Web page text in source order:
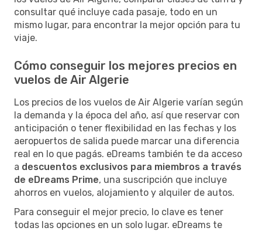
consultar qué incluye cada pasaje, todo en un
mismo lugar, para encontrar la mejor opción para tu
viaje.
Cómo conseguir los mejores precios en
vuelos de Air Algerie
Los precios de los vuelos de Air Algerie varían según
la demanda y la época del año, así que reservar con
anticipación o tener flexibilidad en las fechas y los
aeropuertos de salida puede marcar una diferencia
real en lo que pagás. eDreams también te da acceso
a descuentos exclusivos para miembros a través
de eDreams Prime, una suscripción que incluye
ahorros en vuelos, alojamiento y alquiler de autos.
Para conseguir el mejor precio, lo clave es tener
todas las opciones en un solo lugar. eDreams te